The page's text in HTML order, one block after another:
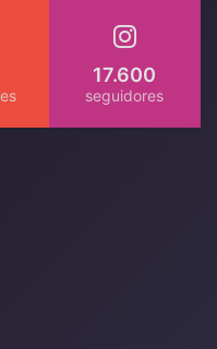
17.600